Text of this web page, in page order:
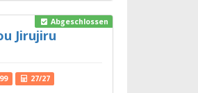
Abgeschlossen
Jirujiru
27/27